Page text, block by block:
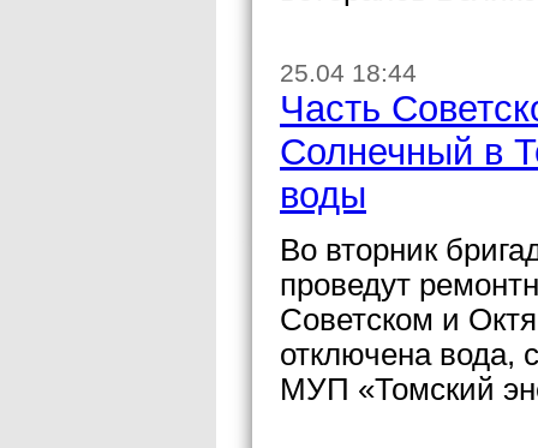
25.04 18:44
Часть
Солнечный в
воды
Во вторник
проведут
Советском и
отключена вода,
МУП «Томский